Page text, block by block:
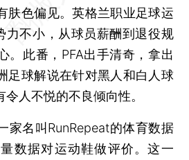
色偏见。英格兰职业足球运
力不小，从球员薪酬到退役规
。此番，PFA出手清奇，拿出
足球解说在针对黑人和白人球
人不悦的不良倾向性。
名叫RunRepeat的体育数据
数据对运动鞋做评价。这一